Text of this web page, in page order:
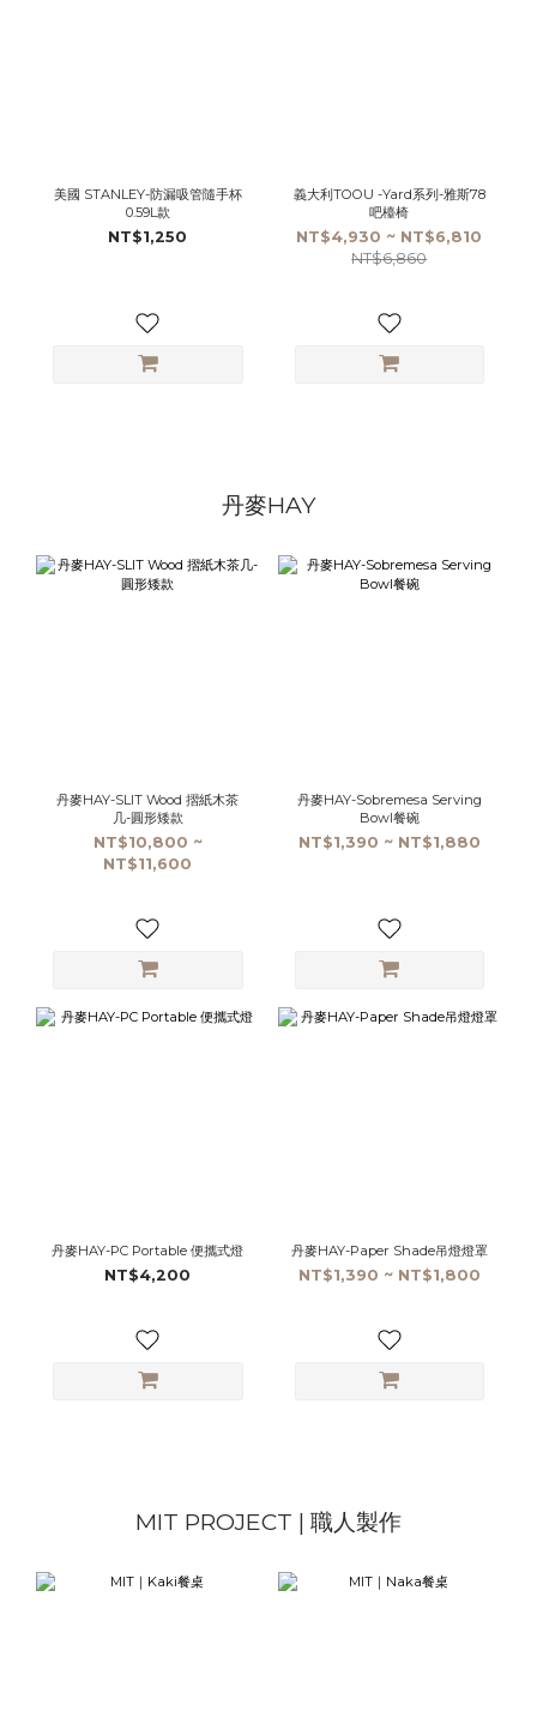
美國 STANLEY-防漏吸管隨手杯
0.59L款
NT$1,250
義大利TOOU -Yard系列-雅斯78
吧檯椅
NT$4,930 ~ NT$6,810
NT$6,860
丹麥HAY
丹麥HAY-SLIT Wood 摺紙木茶
几-圓形矮款
NT$10,800 ~
NT$11,600
丹麥HAY-Sobremesa Serving
Bowl餐碗
NT$1,390 ~ NT$1,880
丹麥HAY-PC Portable 便攜式燈
NT$4,200
丹麥HAY-Paper Shade吊燈燈罩
NT$1,390 ~ NT$1,800
MIT PROJECT | 職人製作